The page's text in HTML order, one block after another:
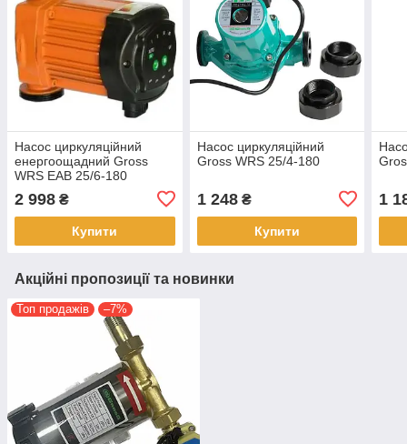
Насос циркуляційний
енергоощадний Gross
WRS EAB 25/6-180
2 998 ₴
Купити
Насос циркуляційний
Gross WRS 25/4-180
1 248₴
Купити
1
Акційні пропозиції та новинки
Топ продажів –7%